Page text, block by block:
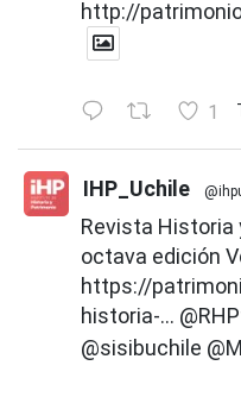
http://
1
IHP_Uchile
Revista Historia
octava edición
https://
historia-...
@sisibuchile